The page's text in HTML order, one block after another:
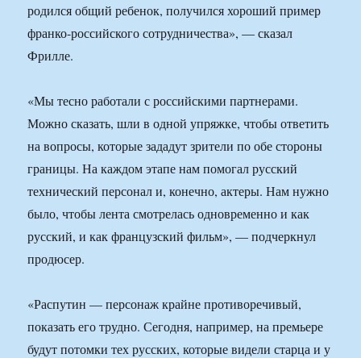
родился общий ребенок, получился хороший пример
франко-российского сотрудничества», — сказал
Фрилле.
«Мы тесно работали с российскими партнерами.
Можно сказать, шли в одной упряжке, чтобы ответить
на вопросы, которые зададут зрители по обе стороны
границы. На каждом этапе нам помогал русский
технический персонал и, конечно, актеры. Нам нужно
было, чтобы лента смотрелась одновременно и как
русский, и как французский фильм», — подчеркнул
продюсер.
«Распутин — персонаж крайне противоречивый,
показать его трудно. Сегодня, например, на премьере
будут потомки тех русских, которые видели старца и у